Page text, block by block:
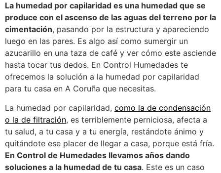
La humedad por capilaridad es una humedad que se
produce con el ascenso de las aguas del terreno por la
cimentación, pasando por la estructura y apareciendo
luego en las pares. Es algo así como sumergir un
azucarillo en una taza de café y ver cómo este asciende
hasta tocar tus dedos. En Control Humedades te
ofrecemos la solución a la humedad por capilaridad
para tu casa en A Coruña que necesitas.
La humedad por capilaridad, como la de condensación
o la de filtración, es terriblemente perniciosa, afecta a
tu salud, a tu casa y a tu energía, restándote ánimo y
quitándote ese placer de llegar a casa, porque está fría.
En Control de Humedades llevamos años dando
soluciones a la humedad de tu casa. Este es un caso